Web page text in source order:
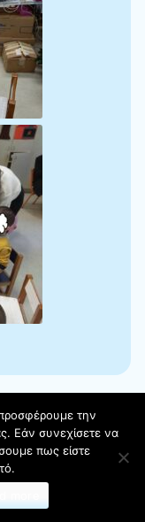
το μεγαλύτερο
την
Εάν συνεχίσετε να
πως είστε